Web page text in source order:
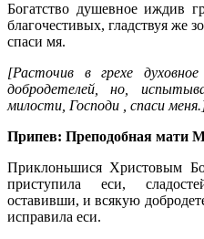
Богатство душевное иждив
благочестивых, гладствуя же
спаси мя.
[Расточив в грехе
добродетелей, но,
милости, Господи , спаси
Припев: Преподобная мати
Приклоньшися Христовым
приступила еси,
оставивши, и всякую
исправила еси.